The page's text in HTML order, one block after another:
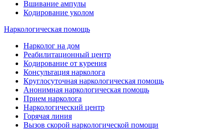
Вшивание ампулы
Кодирование уколом
Наркологическая помощь
Нарколог на дом
Реабилитационный центр
Кодирование от курения
Консультация нарколога
Круглосуточная наркологическая помощь
Анонимная наркологическая помощь
Прием нарколога
Наркологический центр
Горячая линия
Вызов скорой наркологической помощи